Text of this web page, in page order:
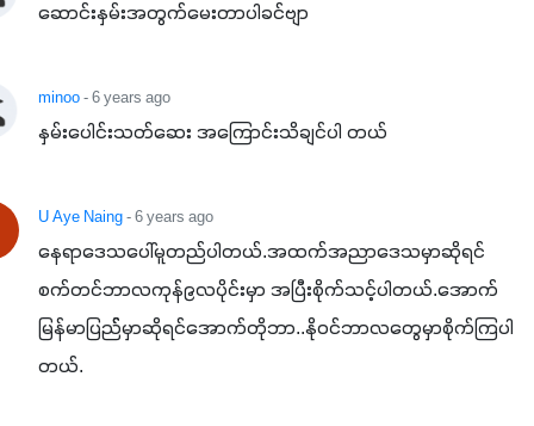
ဆောင်းနှမ်းအတွက်မေးတာပါခင်ဗျာ
minoo- 6 years ago
နှမ်းပေါင်းသတ်ဆေး အကြောင်းသိချင်ပါ တယ်
U Aye Naing- 6 years ago
နေရာဒေသပေါ်မူတည်ပါတယ်.အထက်အညာဒေသမှာဆိုရင်
စက်တင်ဘာလကုန်၉လပိုင်းမှာ အပြီးစိုက်သင့်ပါတယ်.အောက်
မြန်မာပြည််မှာဆိုရင်အောက်တိုဘာ..နိုဝင်ဘာလတွေမှာစိုက်ကြပါ
တယ်.